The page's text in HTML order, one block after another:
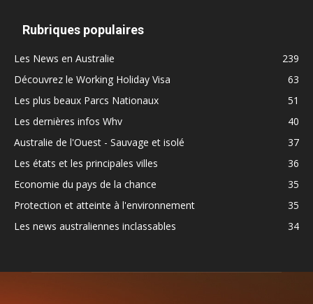
Rubriques populaires
Les News en Australie
239
Découvrez le Working Holiday Visa
63
Les plus beaux Parcs Nationaux
51
Les dernières infos Whv
40
Australie de l'Ouest - Sauvage et isolé
37
Les états et les principales villes
36
Economie du pays de la chance
35
Protection et atteinte à l'environnement
35
Les news australiennes inclassables
34